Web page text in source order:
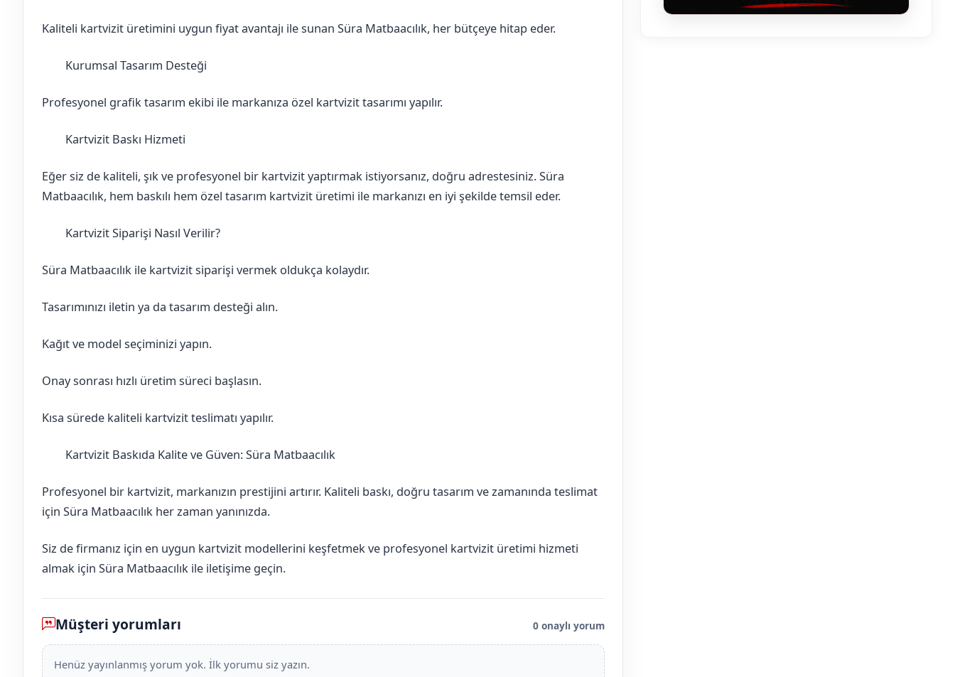
Kaliteli kartvizit üretimini uygun fiyat avantajı ile sunan Süra Matbaacılık, her bütçeye hitap eder.
Kurumsal Tasarım Desteği
Profesyonel grafik tasarım ekibi ile markanıza özel kartvizit tasarımı yapılır.
Kartvizit Baskı Hizmeti
Eğer siz de kaliteli, şık ve profesyonel bir kartvizit yaptırmak istiyorsanız, doğru adrestesiniz. Süra
Matbaacılık, hem baskılı hem özel tasarım kartvizit üretimi ile markanızı en iyi şekilde temsil eder.
Kartvizit Siparişi Nasıl Verilir?
Süra Matbaacılık ile kartvizit siparişi vermek oldukça kolaydır.
Tasarımınızı iletin ya da tasarım desteği alın.
Kağıt ve model seçiminizi yapın.
Onay sonrası hızlı üretim süreci başlasın.
Kısa sürede kaliteli kartvizit teslimatı yapılır.
Kartvizit Baskıda Kalite ve Güven: Süra Matbaacılık
Profesyonel bir kartvizit, markanızın prestijini artırır. Kaliteli baskı, doğru tasarım ve zamanında teslimat
için Süra Matbaacılık her zaman yanınızda.
Siz de firmanız için en uygun kartvizit modellerini keşfetmek ve profesyonel kartvizit üretimi hizmeti
almak için Süra Matbaacılık ile iletişime geçin.
Müşteri yorumları 0 onaylı yorum
Henüz yayınlanmış yorum yok. İlk yorumu siz yazın.